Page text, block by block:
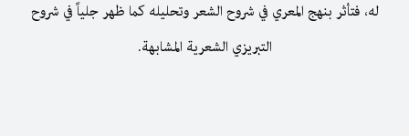
له، فتأثر بنهج المعري في شروح الشعر وتحليله كما ظهر جلياً في شروح
التبريزي الشعرية المشابهة.